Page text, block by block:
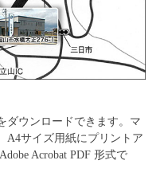
ダウンロードできます。マ
A4サイズ用紙にプリントア
Acrobat PDF 形式で